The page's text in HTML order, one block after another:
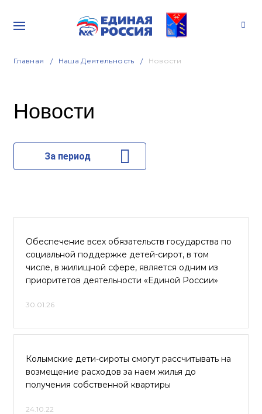
Главная Наша Деятельность Новости
Новости
За период
Обеспечение всех обязательств государства по
социальной поддержке детей-сирот, в том
числе, в жилищной сфере, является одним из
приоритетов деятельности «Единой России»
30.01.26
Колымские дети-сироты смогут рассчитывать на
возмещение расходов за наем жилья до
получения собственной квартиры
24.10.22